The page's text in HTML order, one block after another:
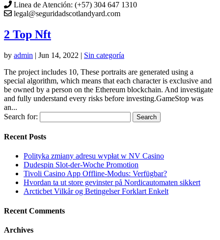
Linea de Atención: (+57) 304 647 1310
legal@seguridadscotlandyard.com
2 Top Nft
by admin | Jun 14, 2022 | Sin categoría
The project includes 10, These portraits are generated using a
special algorithm, which means that each character is exclusive and
be owned by a person on the Ethereum blockchain. And investigate
and fully understand every risks before investing.GameStop was
an...
Search for:
Recent Posts
Polityka zmiany adresu wypłat w NV Casino
Dudespin Slot-der-Woche Promotion
Tivoli Casino App Offline-Modus: Verfügbar?
Hvordan ta ut store gevinster på Nordicautomaten sikkert
Arcticbet Vilkår og Betingelser Forklart Enkelt
Recent Comments
Archives